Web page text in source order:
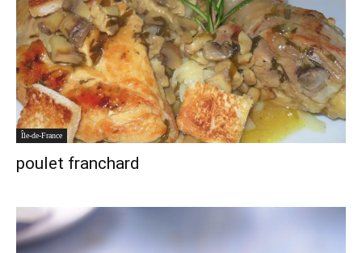
Île-de-France
poulet franchard